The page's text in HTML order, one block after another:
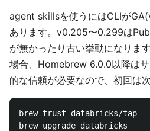
agent skillsを使うにはCLIが
あります。v0.205〜0.299は
が無かったり古い挙動になりま
場合、Homebrew 6.0.0以降は
的な信頼が必要なので、初回は
brew trust databricks/tap
brew upgrade databricks